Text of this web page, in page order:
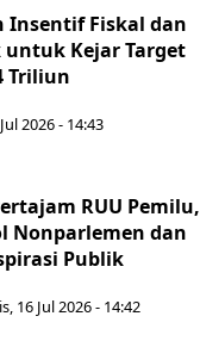
Insentif Fiskal dan
Kejar Target
Triliun
2026 - 14:43
RUU Pemilu,
Nonparlemen dan
Publik
16 Jul 2026 - 14:42